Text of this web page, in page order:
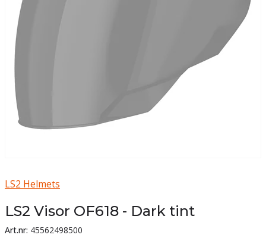
LS2 Helmets
LS2 Visor OF618 - Dark tint
Art.nr: 45562498500